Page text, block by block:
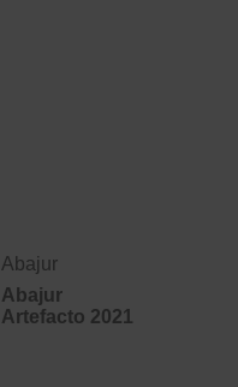
Abajur
Abajur
Artefacto 2021